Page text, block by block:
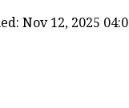
Nov 12, 2025